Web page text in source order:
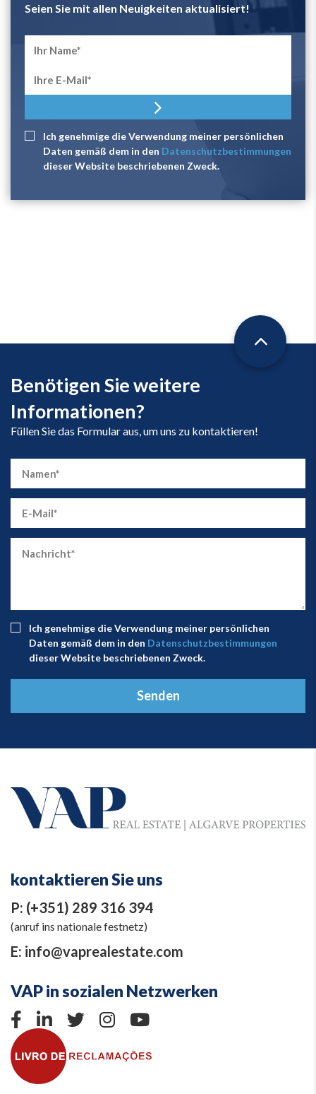
Seien Sie mit allen Neuigkeiten aktualisiert!
Ich genehmige die Verwendung meiner persönlichen
Daten gemäß dem in den Datenschutzbestimmungen
dieser Website beschriebenen Zweck.
kontaktieren Sie uns
P: (+351) 289 316 394
(anruf ins nationale festnetz)
E: info@vaprealestate.com
VAP in sozialen Netzwerken
Benötigen Sie weitere
Informationen?
Füllen Sie das Formular aus, um uns zu kontaktieren!
Ich genehmige die Verwendung meiner persönlichen
Daten gemäß dem in den Datenschutzbestimmungen
dieser Website beschriebenen Zweck.
Senden